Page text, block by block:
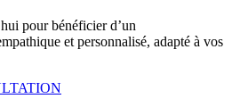
pour bénéficier d’un
et personnalisé, adapté à vos